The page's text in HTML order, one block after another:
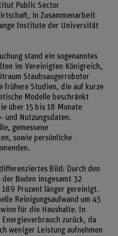
Public Sector
in Zusammenarbeit
Institute der Universität
stand ein sogenanntes
im Vereinigten Königreich,
Staubsaugerroboter
frühere Studien, die auf kurze
Modelle beschränkt
über 15 bis 18 Monate
und Nutzungsdaten.
gemessene
sowie persönliche
Bild: Durch den
Boden insgesamt 32
189 Prozent länger gereinigt.
Reinigungsaufwand um 45
für die Haushalte. In
zurück, da
weniger Leistung aufnehmen